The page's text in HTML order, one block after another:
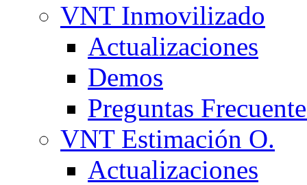
VNT Inmovilizado
Actualizaciones
Demos
Preguntas
VNT Estimación O.
Actualizaciones